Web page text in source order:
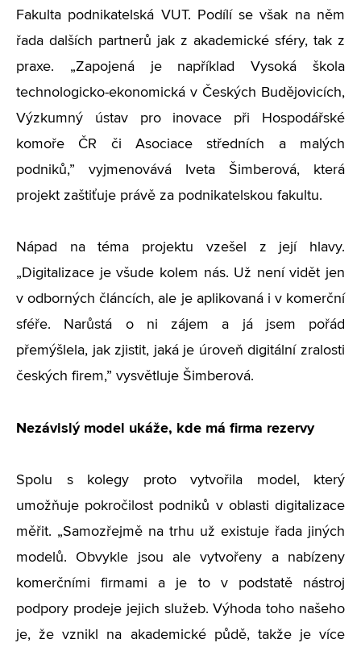
Fakulta podnikatelská VUT. Podílí se však na něm
řada dalších partnerů jak z akademické sféry, tak z
praxe. „Zapojená je například Vysoká škola
technologicko-ekonomická v Českých Budějovicích,
Výzkumný ústav pro inovace při Hospodářské
komoře ČR či Asociace středních a malých
podniků,” vyjmenovává Iveta Šimberová, která
projekt zaštiťuje právě za podnikatelskou fakultu.
Nápad na téma projektu vzešel z její hlavy.
„Digitalizace je všude kolem nás. Už není vidět jen
v odborných článcích, ale je aplikovaná i v komerční
sféře. Narůstá o ni zájem a já jsem pořád
přemýšlela, jak zjistit, jaká je úroveň digitální zralosti
českých firem,” vysvětluje Šimberová.
Nezávislý model ukáže, kde má firma rezervy
Spolu s kolegy proto vytvořila model, který
umožňuje pokročilost podniků v oblasti digitalizace
měřit. „Samozřejmě na trhu už existuje řada jiných
modelů. Obvykle jsou ale vytvořeny a nabízeny
komerčními firmami a je to v podstatě nástroj
podpory prodeje jejich služeb. Výhoda toho našeho
je, že vznikl na akademické půdě, takže je více